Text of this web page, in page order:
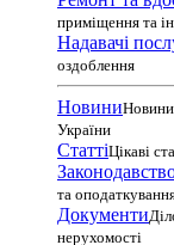
приміщення та
Надавачі
оздоблення
НовиниНовини
України
СтаттіЦікаві
та
Документи
нерухомості